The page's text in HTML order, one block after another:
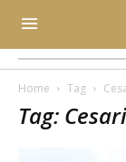
Home Tag
Tag: